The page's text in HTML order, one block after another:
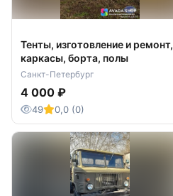
Тенты, изготовление и ремонт,
каркасы, борта, полы
Санкт-Петербург
4 000 ₽
49 0,0 (0)